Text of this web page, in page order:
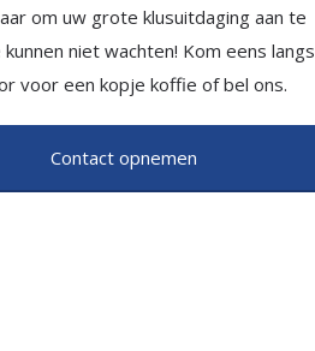
om uw grote klusuitdaging aan te
kunnen niet wachten! Kom eens langs
voor een kopje koffie of bel ons.
Contact opnemen